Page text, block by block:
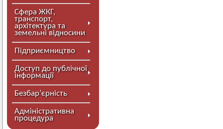
Сфера ЖКГ,
транспорт,
архітектура та
земельні відносини
Підприємництво
Доступ до публічної
інформації
Безбар’єрність
Адміністративна
процедура